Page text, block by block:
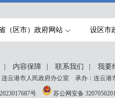
（区市）政府网站 设区市
内容保障 联系我们 我要
连云港市人民政府办公室 承办：连云
号 苏公网安备